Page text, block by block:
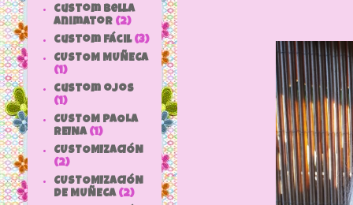
custom bella
animator (2)
custom fácil (3)
CUSTOM MUÑECA
(1)
custom ojos
(1)
CUSTOM PAOLA
REINA (1)
CUSTOMIZACIÓN
(2)
CUSTOMIZACIÓN
DE MUÑECA (2)